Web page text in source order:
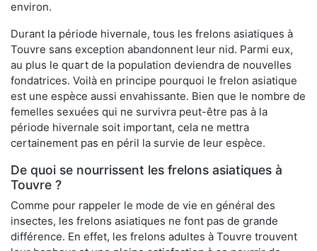
environ.
Durant la période hivernale, tous les frelons asiatiques à
Touvre sans exception abandonnent leur nid. Parmi eux,
au plus le quart de la population deviendra de nouvelles
fondatrices. Voilà en principe pourquoi le frelon asiatique
est une espèce aussi envahissante. Bien que le nombre de
femelles sexuées qui ne survivra peut-être pas à la
période hivernale soit important, cela ne mettra
certainement pas en péril la survie de leur espèce.
De quoi se nourrissent les frelons asiatiques à
Touvre ?
Comme pour rappeler le mode de vie en général des
insectes, les frelons asiatiques ne font pas de grande
différence. En effet, les frelons adultes à Touvre trouvent